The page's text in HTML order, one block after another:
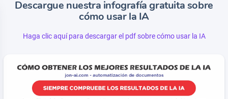
Descargue nuestra infografía gratuita sobre
cómo usar la IA
Haga clic aquí para descargar el pdf sobre cómo usar la IA